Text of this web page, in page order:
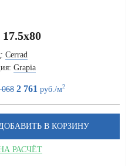
Cerrad
Grapia
2 761руб./м2
РАСЧЁТ